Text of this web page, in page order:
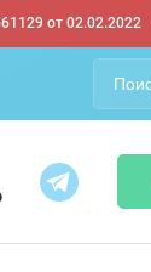
от 02.02.2022